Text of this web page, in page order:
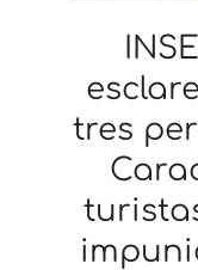
tres